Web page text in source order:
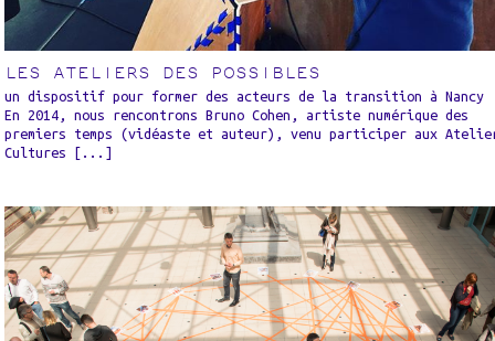
LES ATELIERS DES POSSIBLES
un dispositif pour former des acteurs de la transition à Nancy
En 2014, nous rencontrons Bruno Cohen, artiste numérique des
premiers temps (vidéaste et auteur), venu participer aux
Cultures [...]